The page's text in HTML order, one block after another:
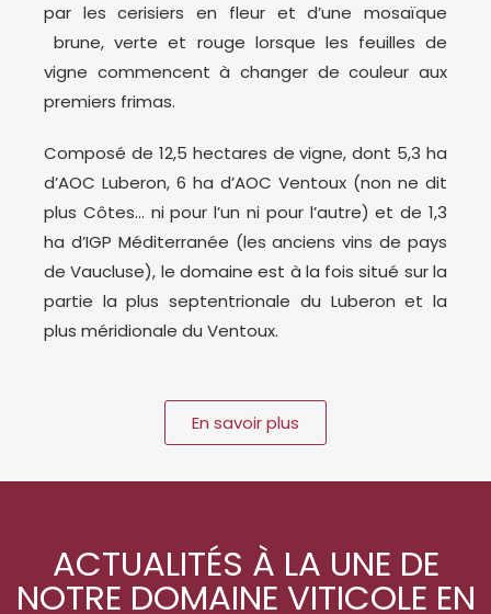
par les cerisiers en fleur et d’une mosaïque
brune, verte et rouge lorsque les feuilles de
vigne commencent à changer de couleur aux
premiers frimas.
Composé de 12,5 hectares de vigne, dont 5,3 ha
d’AOC Luberon, 6 ha d’AOC Ventoux (non ne dit
plus Côtes… ni pour l’un ni pour l’autre) et de 1,3
ha d’IGP Méditerranée (les anciens vins de pays
de Vaucluse), le domaine est à la fois situé sur la
partie la plus septentrionale du Luberon et la
plus méridionale du Ventoux.
En savoir plus
ACTUALITÉS À LA UNE DE
NOTRE DOMAINE VITICOLE EN